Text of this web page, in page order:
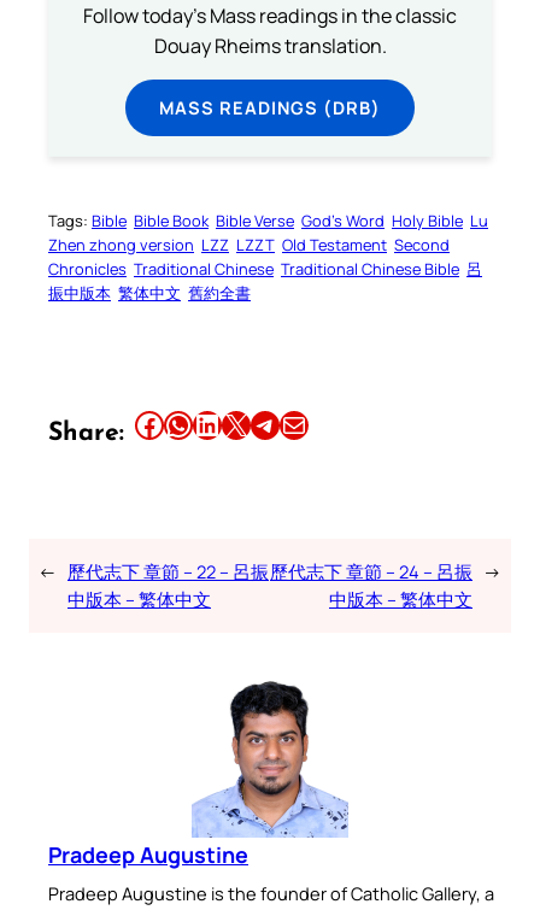
Follow today's Mass readings in the classic
Douay Rheims translation.
MASS READINGS (DRB)
Tags: Bible Bible Book Bible Verse God’s Word Holy Bible Lu
Zhen zhong version LZZ LZZT Old Testament Second
Chronicles Traditional Chinese Traditional Chinese Bible 呂
振中版本 繁体中文 舊約全書
Share: Share this article on Facebook Share this article on WhatsApp Share this article on LinkedIn Share this article on X Share this article on TelegramEmail this Article
← 歷代志下 章節 – 22 – 呂振
中版本 – 繁体中文
歷代志下 章節 – 24 – 呂振
中版本 – 繁体中文
→
Pradeep Augustine
Pradeep Augustine is the founder of Catholic Gallery, a